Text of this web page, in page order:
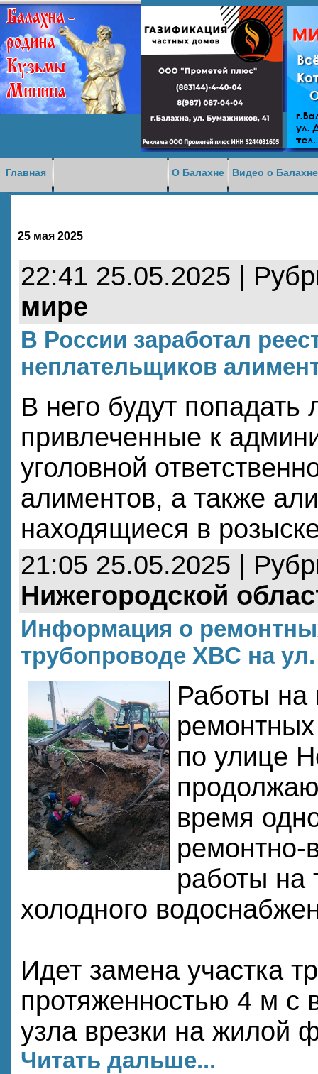
Главная О Балахне Видео о
25 мая 2025
22:41 25.05.2025 |
мире
В России заработал
неплательщиков
В него будут попадать
привлеченные к
уголовной
алиментов, а также
находящиеся в
21:05 25.05.2025 |
Нижегородской
Информация о
трубопроводе ХВС на
Работы на
по улице
время
ремонтно-
работы на
холодного
Идет замена участка
протяженностью 4 м с
узла врезки на жилой
Читать дальше...